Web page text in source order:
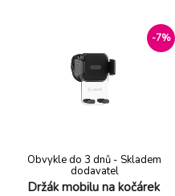
podložka je vyrobena z
měkké viskozně-elastické
pěny a nabízí řadu výhod pro
Vaše dítě: - jedinečný design
vložky, který zkrášlí kočárek -
-7%
Držák mobilu na kočárek
Obvykle do 3 dnů - Skladem
dodavatel